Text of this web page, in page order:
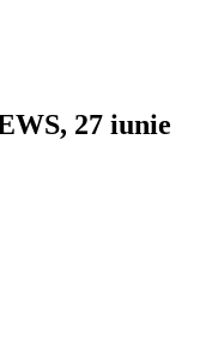
27 iunie